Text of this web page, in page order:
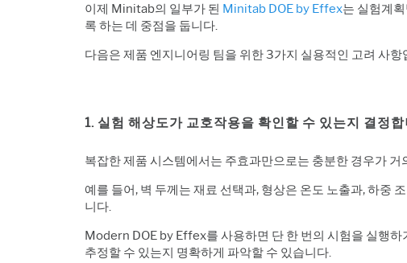
이제 Minitab의 일부가 된 Minitab DOE by Effex는 실험계
록 하는 데 중점을 둡니다.
다음은 제품 엔지니어링 팀을 위한 3가지 실용적인 고려 사항
1. 실험 해상도가 교호작용을 확인할 수 있는지 결정
복잡한 제품 시스템에서는 주효과만으로는 충분한 경우가 거
예를 들어, 벽 두께는 재료 선택과, 형상은 온도 노출과, 하중
니다.
Modern DOE by Effex를 사용하면 단 한 번의 시험을 실행
추정할 수 있는지 명확하게 파악할 수 있습니다.